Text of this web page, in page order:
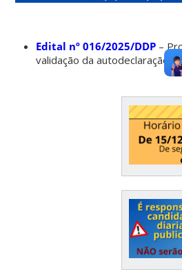
Edital nº 016/2025/DDP –
validação da autodeclaração